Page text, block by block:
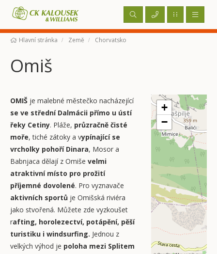
Hlavní stránka Země Chorvatsko
Omiš
OMIŠ je malebné městečko nacházející
se ve střední Dalmácii přímo u ústí
řeky Cetiny. Pláže, průzračně čisté
moře, tiché zátoky a vypínající se
vrcholky pohoří Dinara, Mosor a
Babnjaca dělají z Omiše velmi
atraktivní místo pro prožití
příjemné dovolené. Pro vyznavače
aktivních sportů je Omišská riviéra
jako stvořená. Můžete zde vyzkoušet
rafting, horolezectví, potápění, pěší
turistiku i windsurfing. Jednou z
velkých výhod je poloha mezi Splitem
+
−